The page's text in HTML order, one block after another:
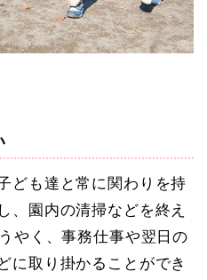
ども達と常に関わりを持
、園内の清掃などを終え
やく、事務仕事や翌日の
に取り掛かることができ